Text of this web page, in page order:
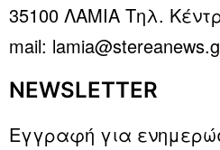
35100 ΛΑΜΙΑ Τηλ.
mail:
NEWSLETTER
Εγγραφή για